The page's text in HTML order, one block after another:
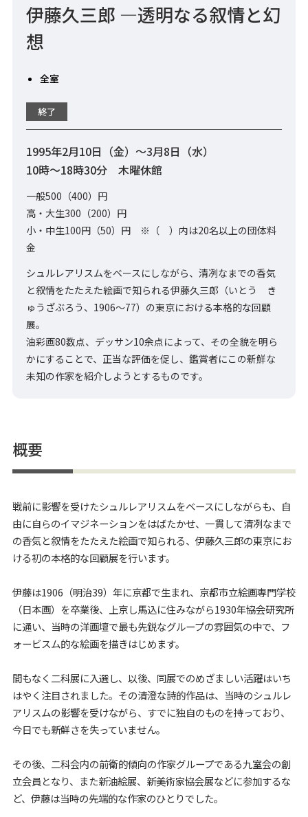
伊藤久三郎 —透明なる叙情と幻
想
全室
終了
1995年2月10日（金）～3月8日（水）
10時～18時30分 木曜休館
一般500（400）円
高・大生300（200）円
小・中生100円（50）円 ※（ ）内は20名以上の団体料
金
シュルレアリスムをベースにしながら、清冽なまでの香気
と叙情をたたえた絵画で知られる伊藤久三郎（いとう き
ゅうざぶろう、1906～77）の東京における本格的な回顧
展。
油彩画80数点、デッサン10余点によって、その全貌を明ら
かにすることで、正当な評価を促し、鑑賞者にこの新鮮な
未知の作家を紹介しようとするものです。
概要
戦前に影響を受けたシュルレアリスムをベースにしながらも、自
由に自らのイマジネーションをはばたかせ、一貫して清冽なまで
の香気と叙情をたたえた絵画で知られる、伊藤久三郎の東京にお
ける初の本格的な回顧展を行います。
伊藤は1906（明治39）年に京都で生まれ、京都市立絵画専門学校
（日本画）を卒業後、上京し馬込に住みながら1930年協会研究所
に通い、当時の洋画壇で最も先鋭なグループの雰囲気の中で、フ
ォービスム的な絵画を描きはじめます。
間もなく二科展に入選し、以後、同展でのめざましい活躍はいち
はやく注目されました。その清澄な詩的作品は、当時のシュルレ
アリスムの影響を受けながら、すでに独自のものを持っており、
今日でも新鮮さを失っていません。
その後、二科会内の前衛的傾向の作家グループである九室会の創
立会員となり、また新油絵展、新美術家協会展などに参加するな
ど、伊藤は当時の先端的な作家のひとりでした。